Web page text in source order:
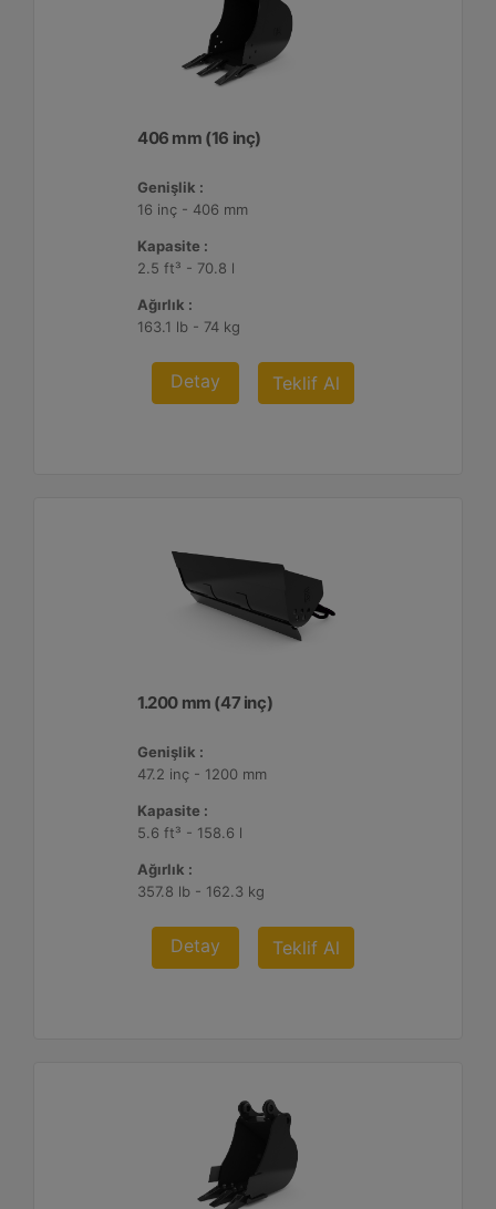
406 mm (16 inç)
Genişlik :
16 inç - 406 mm
Kapasite :
2.5 ft³ - 70.8 l
Ağırlık :
163.1 lb - 74 kg
Detay Teklif Al
1.200 mm (47 inç)
Genişlik :
47.2 inç - 1200 mm
Kapasite :
5.6 ft³ - 158.6 l
Ağırlık :
357.8 lb - 162.3 kg
Detay Teklif Al